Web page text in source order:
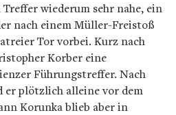
wiederum sehr nahe, ein
nach einem Müller-Freistoß
Tor vorbei. Kurz nach
Korber eine
Führungstreffer. Nach
er plötzlich alleine vor dem
Korunka blieb aber in